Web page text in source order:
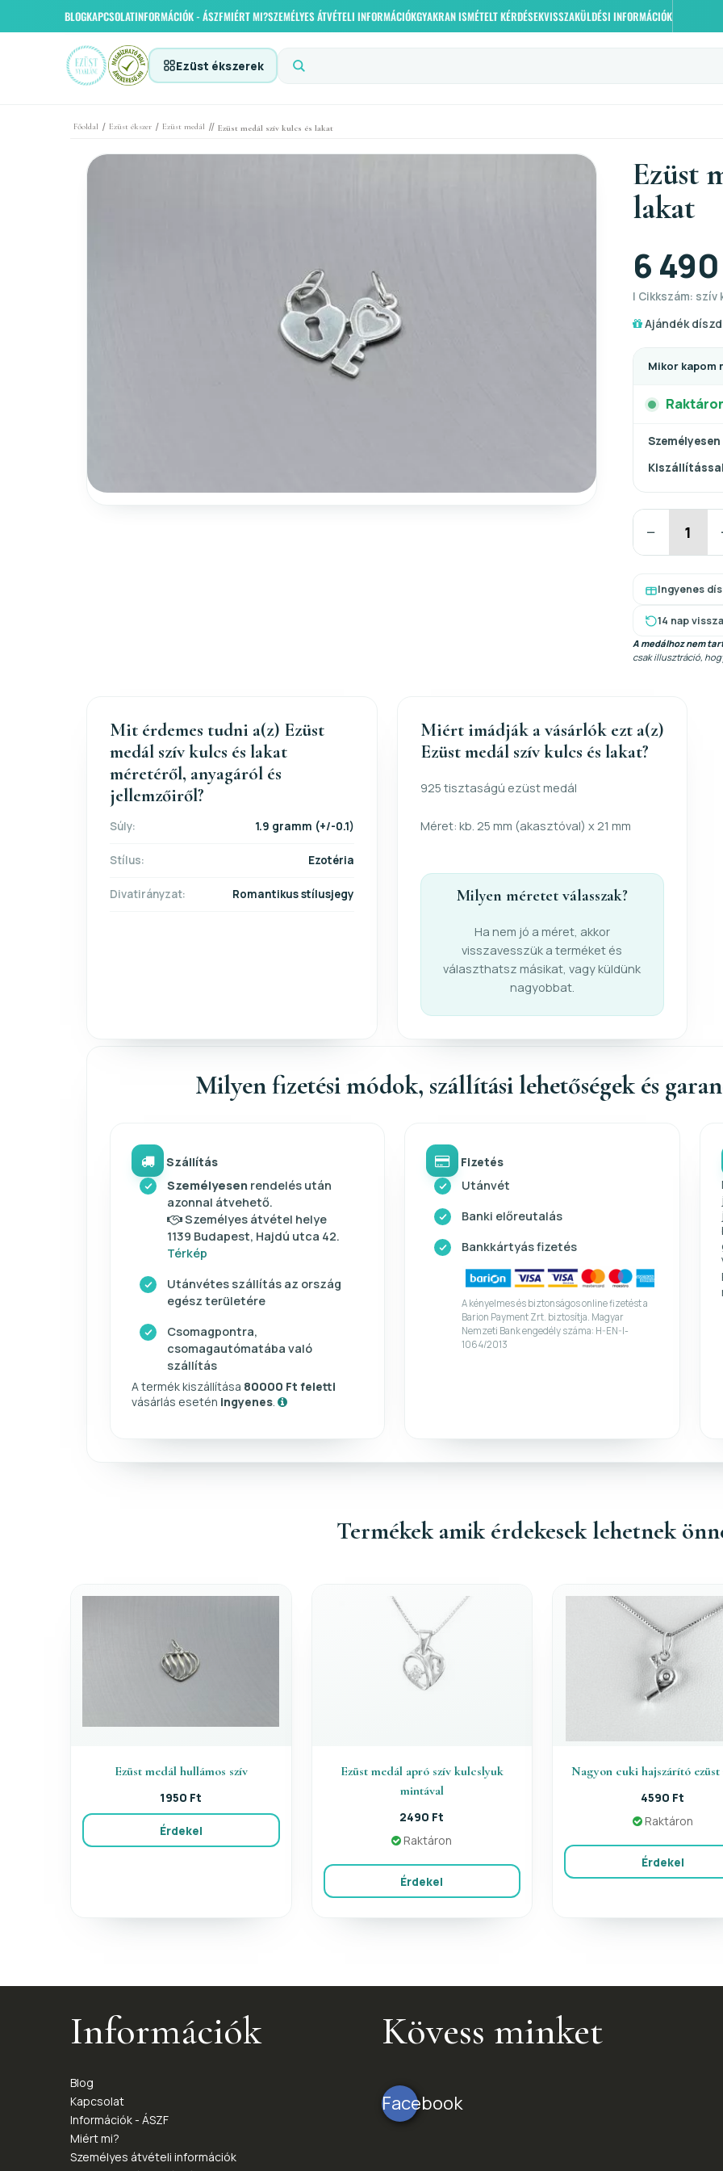
BLOGKAPCSOLATINFORMÁCIÓK - ÁSZFMIÉRT MI?SZEMÉLYES ÁTVÉTELI INFORMÁCIÓKGYAKRAN ISMÉTELT KÉRDÉSEKVISSZAKÜLDÉSI INFORMÁCIÓK
Ezüst ékszerek
Főoldal / Ezüst ékszer / Ezüst medál // Ezüst medál szív kulcs és lakat
Ezüst
lakat
6
| Cikkszám: szív
Ajándék
Mikor kapom
Személyesen
−
Ingyenes
14 nap
A medálhoz nem
csak illusztráció,
Mit érdemes tudni a(z) Ezüst
medál szív kulcs és lakat
méretéről, anyagáról és
jellemzőiről?
Súly: 1.9 gramm (+/-0.1)
Stílus: Ezotéria
Divatirányzat: Romantikus stílusjegy
Miért imádják a vásárlók ezt a(z)
Ezüst medál szív kulcs és lakat?
925 tisztaságú ezüst medál
Méret: kb. 25 mm (akasztóval) x 21 mm
Milyen méretet válasszak?
Ha nem jó a méret, akkor
visszavesszük a terméket és
választhatsz másikat, vagy küldünk
nagyobbat.
Milyen fizetési módok, szállítási lehetőségek és
Szállítás
Személyesen rendelés után
azonnal átvehető.
Személyes átvétel helye
1139 Budapest, Hajdú utca 42.
Térkép
Utánvétes szállítás az ország
egész területére
Csomagpontra,
csomagautómatába való
szállítás
A termék kiszállítása 80000 Ft feletti
vásárlás esetén ingyenes.
Fizetés
Utánvét
Banki előreutalás
Bankkártyás fizetés
A kényelmes és biztonságos online fizetést a
Barion Payment Zrt. biztosítja. Magyar
Nemzeti Bank engedély száma: H-EN-I-
1064/2013
Termékek amik érdekesek lehetnek
Ezüst medál hullámos szív
1950 Ft
Érdekel
Ezüst medál apró szív kulcslyuk
mintával
2490 Ft
Raktáron
Érdekel
Nagyon cuki hajszárító ezüst
4590 Ft
Raktáron
Érdekel
Információk
Blog
Kapcsolat
Információk - ÁSZF
Miért mi?
Személyes átvételi információk
Kövess minket
Facebook